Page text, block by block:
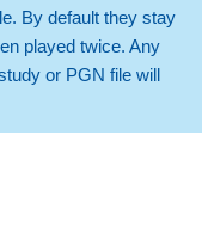
By default they stay
played twice. Any
or PGN file will